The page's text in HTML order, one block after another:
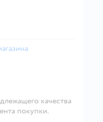
качества
покупки.